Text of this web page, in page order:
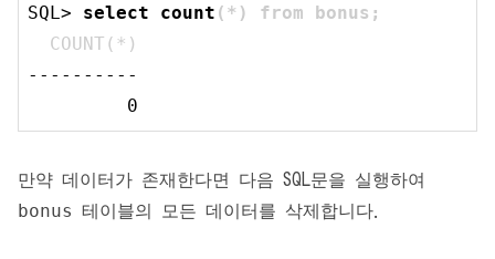
SQL> select count (*) from bonus;
  COUNT(*)
----------
0
만약 데이터가 존재한다면 다음 SQL문을 실행하여
bonus 테이블의 모든 데이터를 삭제합니다.